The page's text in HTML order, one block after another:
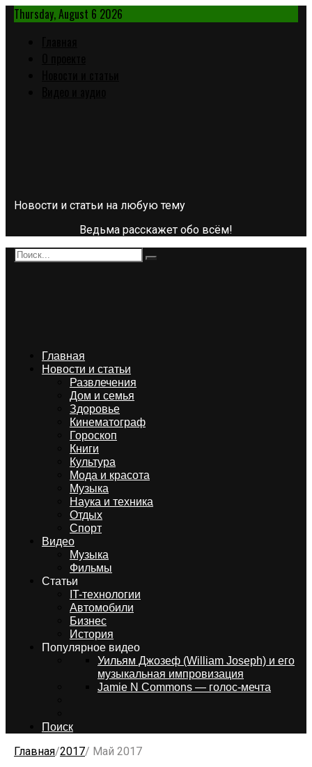
Thursday, August 6 2026
Новости и статьи на любую тему
Ведьма расскажет обо всём!
Главная
Новости и статьи
Развлечения
Дом и семья
Здоровье
Кинематограф
Гороскоп
Книги
Культура
Мода и красота
Музыка
Наука и техника
Отдых
Спорт
Видео
Музыка
Фильмы
Статьи
IT-технологии
Автомобили
Бизнес
История
Популярное видео
Уильям Джозеф (William Joseph) и его
музыкальная импровизация
Jamie N Commons — голос-мечта
Поиск
Главная/2017/ Май 2017